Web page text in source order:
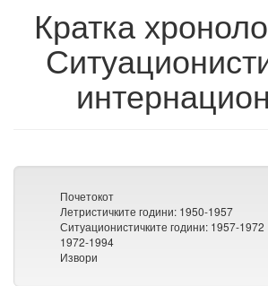
Кратка
Почетокот
Летристичките години: 1950-1957
Ситуационистичките години: 1957-1972
1972-1994
Извори